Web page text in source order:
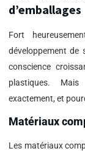
d’emballages
Fort
développement de
conscience
plastiques. Mais
exactement, et
Matériaux
Les matériaux